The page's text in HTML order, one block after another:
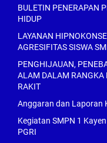
BULETIN PENERAPAN
HIDUP
LAYANAN
AGRESIFITAS SISWA
PENGHIJAUAN,
ALAM DALAM RANGKA
RAKIT
Anggaran dan Laporan
Kegiatan SMPN 1
PGRI